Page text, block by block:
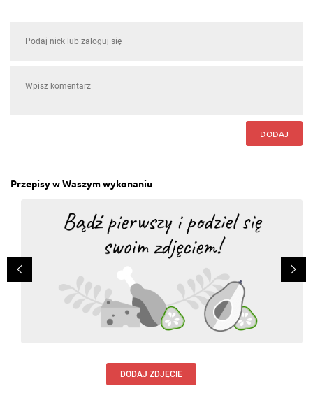
DODAJ
Przepisy w Waszym wykonaniu
DODAJ ZDJĘCIE